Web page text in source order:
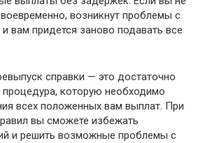
возникнут проблемы с
вам придется заново подавать все
справки — это достаточно
процедура, которую необходимо
всех положенных вам выплат. При
вы сможете избежать
и решить возможные проблемы с